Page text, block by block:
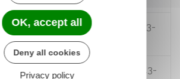
: articles L113-1 à L113-
: articles R113-1 à R113-
OK, accept all
Deny all cookies
Privacy policy